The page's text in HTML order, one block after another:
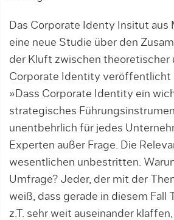
Das Corporate Identy Insitut aus
eine neue Studie über den
der Kluft zwischen theoretischer
Corporate Identity veröffentlicht
»Dass Corporate Identity ein
strategisches
unentbehrlich für jedes
Experten außer Frage. Die
wesentlichen unbestritten.
Umfrage? Jeder, der mit der
weiß, dass gerade in diesem Fall
z.T. sehr weit auseinander